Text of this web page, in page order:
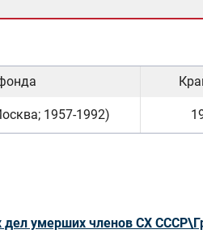
1957-1992)
дел умерших членов СХ